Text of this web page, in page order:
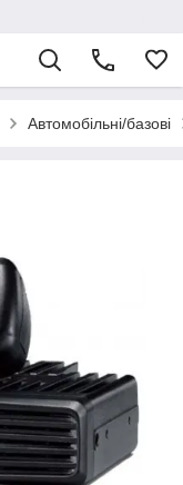
Автомобільні/базові